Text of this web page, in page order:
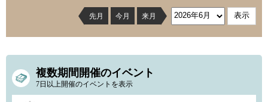
先月 今月 来月
複数期間開催のイベント
7日以上開催のイベントを表示